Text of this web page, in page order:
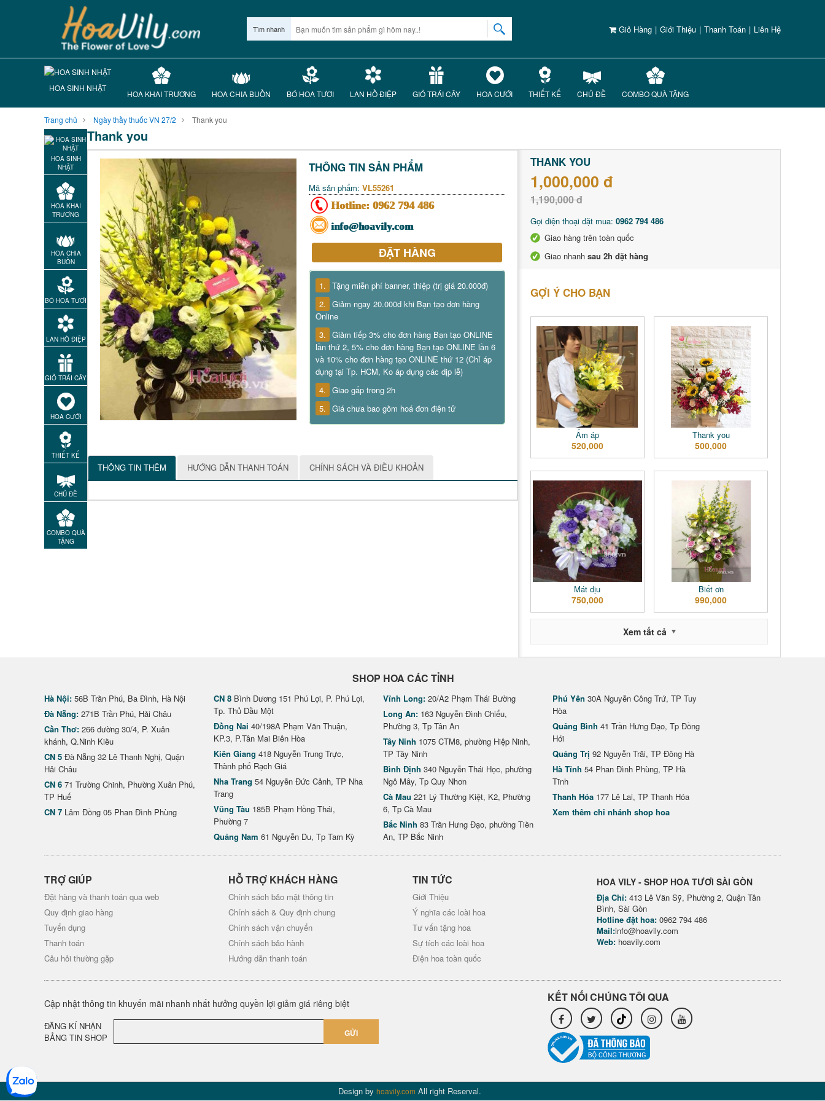
Giỏ Hàng | Giới Thiệu | Thanh Toán | Liên Hệ
Tìm nhanh
HOA SINH NHẬT
HOA KHAI TRƯƠNG HOA CHIA BUỒN BÓ HOA TƯƠI LAN HỒ ĐIỆP GIỎ TRÁI CÂY HOA CƯỚI THIẾT KẾ CHỦ ĐỀ COMBO QUÀ TẶNG
Trang chủ Ngày thầy thuốc VN 27/2 Thank you
HOA SINH
NHẬT
HOA KHAI
TRƯƠNG
HOA CHIA
BUỒN
BÓ HOA TƯƠI
LAN HỒ ĐIỆP
GIỎ TRÁI CÂY
HOA CƯỚI
THIẾT KẾ
CHỦ ĐỀ
COMBO QUÀ
TẶNG
Thank you
THÔNG TIN SẢN PHẨM
Mã sản phẩm: VL55261
Hotline: 0962 794 486
info@hoavily.com
ĐẶT HÀNG
1. Tặng miễn phí banner, thiệp (trị giá 20.000đ)
2. Giảm ngay 20.000đ khi Bạn tạo đơn hàng
Online
3. Giảm tiếp 3% cho đơn hàng Bạn tạo ONLINE
lần thứ 2, 5% cho đơn hàng Bạn tạo ONLINE lần 6
và 10% cho đơn hàng tạo ONLINE thứ 12 (Chỉ áp
dụng tại Tp. HCM, Ko áp dụng các dịp lễ)
4. Giao gấp trong 2h
5. Giá chưa bao gồm hoá đơn điện tử
THÔNG TIN THÊM HƯỚNG DẪN THANH TOÁN CHÍNH SÁCH VÀ ĐIỀU KHOẢN
THANK YOU
1,000,000 đ
1,190,000 đ
Gọi điện thoại đặt mua: 0962 794 486
Giao hàng trên toàn quốc
Giao nhanh sau 2h đặt hàng
GỢI Ý CHO BẠN
Ấm áp
520,000
Thank you
500,000
Mát dịu
750,000
Biết ơn
990,000
Xem tất cả
SHOP HOA CÁC TỈNH
Hà Nội: 56B Trần Phú, Ba Đình, Hà Nội
Đà Nẵng: 271B Trần Phú, Hải Châu
Cần Thơ: 266 đường 30/4, P. Xuân
khánh, Q.Ninh Kiều
CN 5 Đà Nẵng 32 Lê Thanh Nghị, Quận
Hải Châu
CN 6 71 Trường Chinh, Phường Xuân Phú,
TP Huế
CN 7 Lâm Đồng 05 Phan Đình Phùng
CN 8 Bình Dương 151 Phú Lợi, P. Phú Lợi,
Tp. Thủ Dầu Một
Đồng Nai 40/198A Phạm Văn Thuận,
KP.3, P.Tân Mai Biên Hòa
Kiên Giang 418 Nguyễn Trung Trực,
Thành phố Rạch Giá
Nha Trang 54 Nguyễn Đức Cảnh, TP Nha
Trang
Vũng Tàu 185B Phạm Hồng Thái,
Phường 7
Quảng Nam 61 Nguyễn Du, Tp Tam Kỳ
Vĩnh Long: 20/A2 Phạm Thái Bường
Long An: 163 Nguyễn Đình Chiểu,
Phường 3, Tp Tân An
Tây Ninh 1075 CTM8, phường Hiệp Ninh,
TP Tây Ninh
Bình Định 340 Nguyễn Thái Học, phường
Ngô Mây, Tp Quy Nhơn
Cà Mau 221 Lý Thường Kiệt, K2, Phường
6, Tp Cà Mau
Bắc Ninh 83 Trần Hưng Đạo, phường Tiền
An, TP Bắc Ninh
Phú Yên 30A Nguyễn Công Trứ, TP Tuy
Hòa
Quảng Bình 41 Trần Hưng Đạo, Tp Đồng
Hới
Quảng Trị 92 Nguyễn Trãi, TP Đông Hà
Hà Tĩnh 54 Phan Đình Phùng, TP Hà
Tĩnh
Thanh Hóa 177 Lê Lai, TP Thanh Hóa
Xem thêm chi nhánh shop hoa
TRỢ GIÚP
Đặt hàng và thanh toán qua web
Quy định giao hàng
Tuyển dụng
Thanh toán
Câu hỏi thường gặp
HỖ TRỢ KHÁCH HÀNG
Chính sách bảo mật thông tin
Chính sách & Quy định chung
Chính sách vận chuyển
Chính sách bảo hành
Hướng dẫn thanh toán
TIN TỨC
Giới Thiệu
Ý nghĩa các loài hoa
Tư vấn tặng hoa
Sự tích các loài hoa
Điện hoa toàn quốc
HOA VILY - SHOP HOA TƯƠI SÀI GÒN
Địa Chỉ: 413 Lê Văn Sỹ, Phường 2, Quận Tân
Bình, Sài Gòn
Hotline đặt hoa: 0962 794 486
Mail:info@hoavily.com
Web: hoavily.com
Cập nhật thông tin khuyến mãi nhanh nhất hưởng quyền lợi giảm giá riêng biệt
ĐĂNG KÍ NHẬN
BẢNG TIN SHOP
GỬI
KẾT NỐI CHÚNG TÔI QUA
Design by hoavily.com All right Reserval.